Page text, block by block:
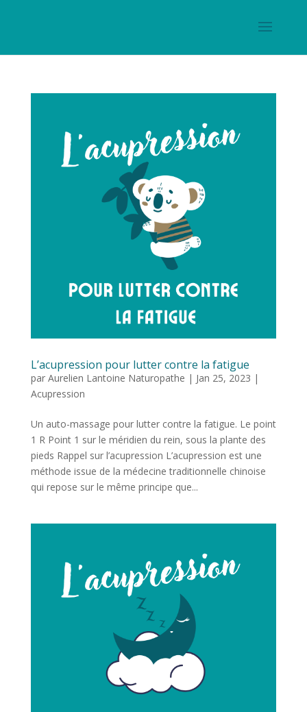
L’acupression pour lutter contre la fatigue
par Aurelien Lantoine Naturopathe | Jan 25, 2023 |
Acupression
Un auto-massage pour lutter contre la fatigue. Le point
1 R Point 1 sur le méridien du rein, sous la plante des
pieds Rappel sur l’acupression L’acupression est une
méthode issue de la médecine traditionnelle chinoise
qui repose sur le même principe que...